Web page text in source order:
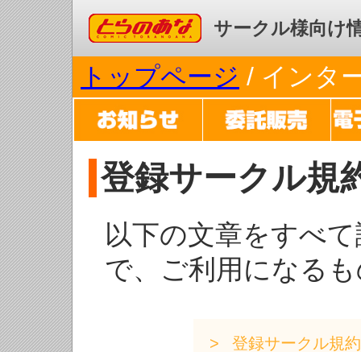
コミックとらのあな サークル様向け
トップページ / インタ
登録サークル規
以下の文章をすべ
で、ご利用になる
登録サークル規約